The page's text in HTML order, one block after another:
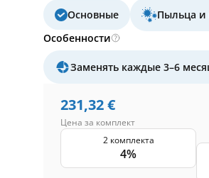
Основные Пыльца и
Особенности
Заменять каждые 3–6
231,32€
Цена за комплект
2 комплекта
4%